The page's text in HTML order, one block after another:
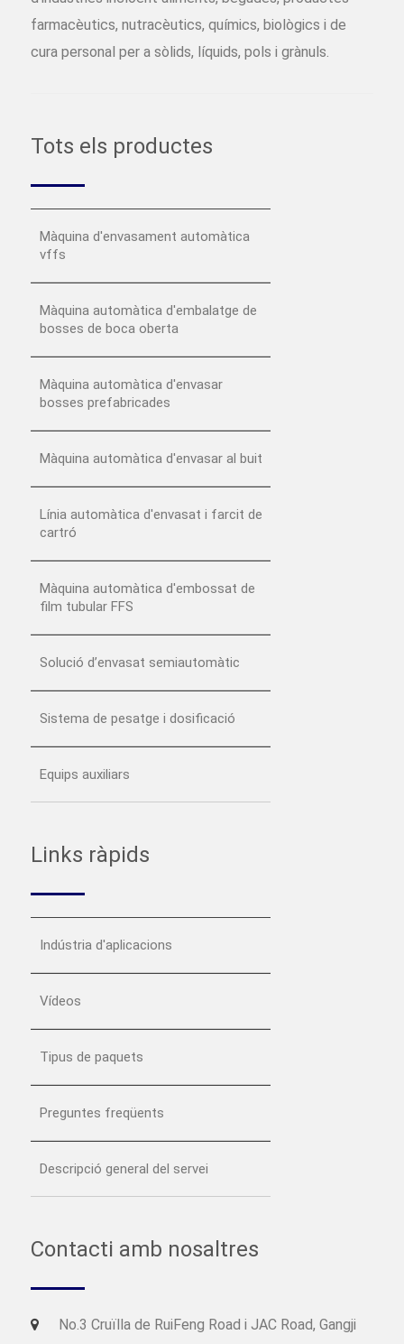
farmacèutics, nutracèutics, químics, biològics i de
cura personal per a sòlids, líquids, pols i grànuls.
Tots els productes
Màquina d'envasament automàtica
vffs
Màquina automàtica d'embalatge de
bosses de boca oberta
Màquina automàtica d'envasar
bosses prefabricades
Màquina automàtica d'envasar al buit
Línia automàtica d'envasat i farcit de
cartró
Màquina automàtica d'embossat de
film tubular FFS
Solució d’envasat semiautomàtic
Sistema de pesatge i dosificació
Equips auxiliars
Links ràpids
Indústria d'aplicacions
Vídeos
Tipus de paquets
Preguntes freqüents
Descripció general del servei
Contacti amb nosaltres
No.3 Cruïlla de RuiFeng Road i JAC Road, Gangji